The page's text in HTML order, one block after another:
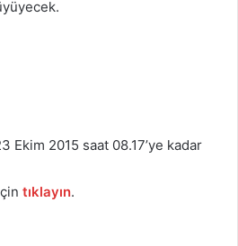
Ekim 2015 saat 08.17’ye kadar
tıklayın.